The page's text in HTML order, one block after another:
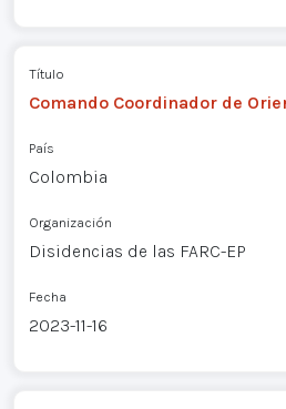
Título
Comando Coordinador de
País
Colombia
Organización
Disidencias de las FARC-EP
Fecha
2023-11-16